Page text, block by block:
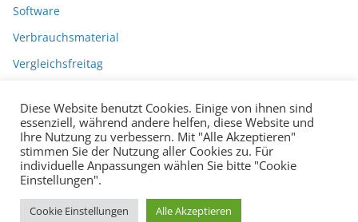
Software
Verbrauchsmaterial
Vergleichsfreitag
Copyright © 2026BarcodeBlog
Diese Website benutzt Cookies. Einige von ihnen sind
essenziell, während andere helfen, diese Website und
Ihre Nutzung zu verbessern. Mit "Alle Akzeptieren"
stimmen Sie der Nutzung aller Cookies zu. Für
individuelle Anpassungen wählen Sie bitte "Cookie
Einstellungen".
Cookie Einstellungen Alle Akzeptieren